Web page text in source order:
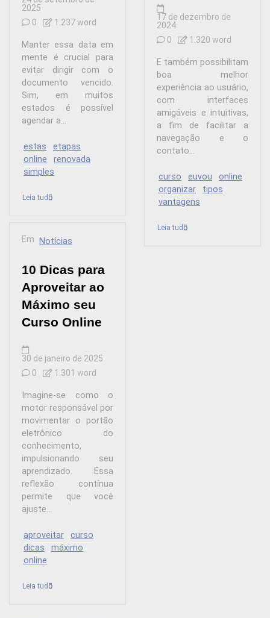
2025
0
1.237 word
Manter essa data em
mente é crucial para
evitar dirigir com o
documento vencido.
Sim, em muitos
estados é possível
agendar a...
estas
etapas
online
renovada
simples
Leia tudo
Em Notícias
10 Dicas para
Aproveitar ao
Máximo seu
Curso Online
30 de janeiro de 2025
0
1.301 word
Imagine-se como o
motor responsável por
movimentar o portão
eletrônico do
conhecimento,
impulsionando seu
aprendizado. Essa
reflexão contínua
permite que você
ajuste...
aproveitar
curso
dicas
máximo
online
Leia tudo
17 de dezembro de
2024
0
1.320 word
E também possibilitam
boa melhor
experiência ao usuário,
com interfaces
amigáveis e intuitivas,
a fim de facilitar a
navegação e o
contato...
curso euvou
online
organizar
tipos
vantagens
Leia tudo